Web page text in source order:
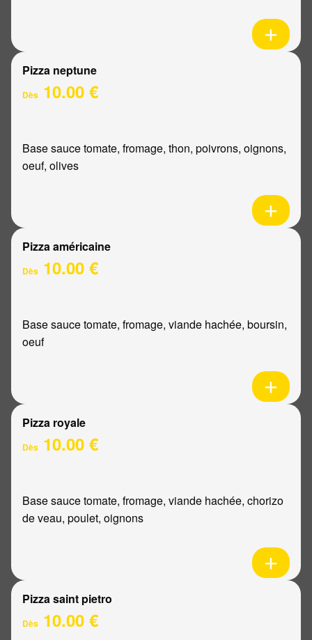
Pizza neptune
Dès 10.00 €
Base sauce tomate, fromage, thon, poivrons, oignons,
oeuf, olives
Pizza américaine
Dès 10.00 €
Base sauce tomate, fromage, viande hachée, boursin,
oeuf
Pizza royale
Dès 10.00 €
Base sauce tomate, fromage, viande hachée, chorizo
de veau, poulet, oignons
Pizza saint pietro
Dès 10.00 €